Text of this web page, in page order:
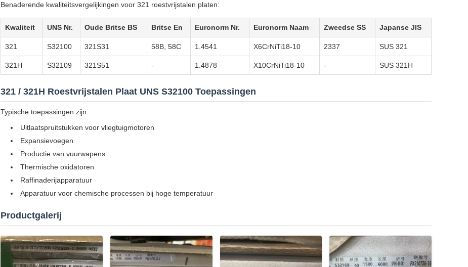
Benaderende kwaliteitsvergelijkingen voor 321 roestvrijstalen platen:
Kwaliteit UNS Nr. Oude Britse BS Britse En Euronorm Nr. Euronorm Naam Zweedse SS Japanse JIS
321 S32100 321S31 58B, 58C 1.4541 X6CrNiTi18-10 2337 SUS 321
321H S32109 321S51 - 1.4878 X10CrNiTi18-10 - SUS 321H
321 / 321H Roestvrijstalen Plaat UNS S32100 Toepassingen
Typische toepassingen zijn:
Uitlaatspruitstukken voor vliegtuigmotoren
Expansievoegen
Productie van vuurwapens
Thermische oxidatoren
Raffinaderijapparatuur
Apparatuur voor chemische processen bij hoge temperatuur
Productgalerij